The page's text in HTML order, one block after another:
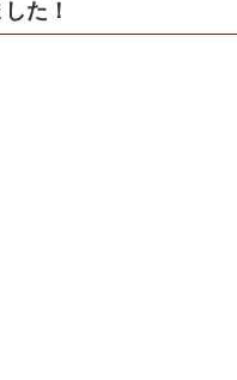
た！